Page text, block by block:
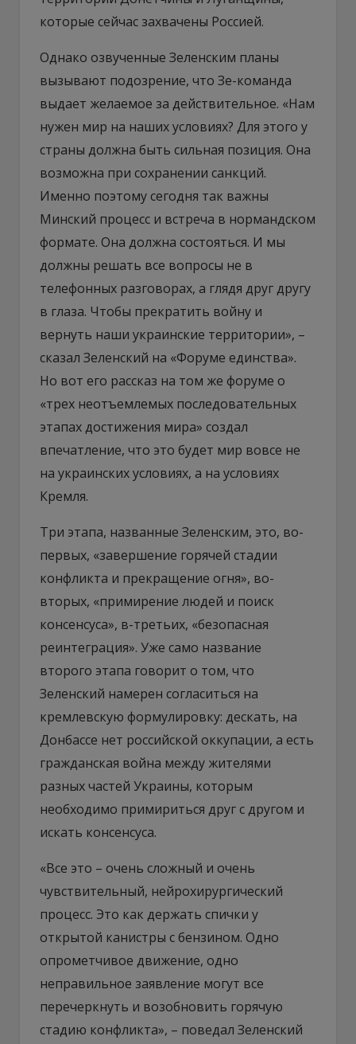
которые сейчас захвачены Россией.
Однако озвученные Зеленским планы
вызывают подозрение, что Зе-команда
выдает желаемое за действительное. «Нам
нужен мир на наших условиях? Для этого у
страны должна быть сильная позиция. Она
возможна при сохранении санкций.
Именно поэтому сегодня так важны
Минский процесс и встреча в нормандском
формате. Она должна состояться. И мы
должны решать все вопросы не в
телефонных разговорах, а глядя друг другу
в глаза. Чтобы прекратить войну и
вернуть наши украинские территории», –
сказал Зеленский на «Форуме единства».
Но вот его рассказ на том же форуме о
«трех неотъемлемых последовательных
этапах достижения мира» создал
впечатление, что это будет мир вовсе не
на украинских условиях, а на условиях
Кремля.
Три этапа, названные Зеленским, это, во-
первых, «завершение горячей стадии
конфликта и прекращение огня», во-
вторых, «примирение людей и поиск
консенсуса», в-третьих, «безопасная
реинтеграция». Уже само название
второго этапа говорит о том, что
Зеленский намерен согласиться на
кремлевскую формулировку: дескать, на
Донбассе нет российской оккупации, а есть
гражданская война между жителями
разных частей Украины, которым
необходимо примириться друг с другом и
искать консенсуса.
«Все это – очень сложный и очень
чувствительный, нейрохирургический
процесс. Это как держать спички у
открытой канистры с бензином. Одно
опрометчивое движение, одно
неправильное заявление могут все
перечеркнуть и возобновить горячую
стадию конфликта», – поведал Зеленский